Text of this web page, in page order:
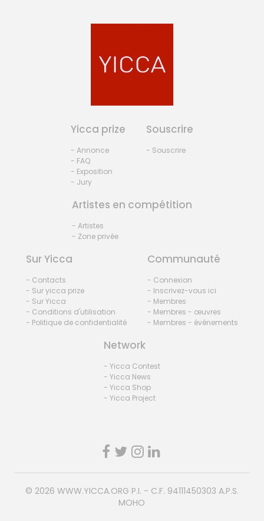
Yicca prize
- Annonce
- FAQ
- Exposition
- Jury
Souscrire
- Souscrire
Artistes en compétition
- Artistes
- Zone privée
Sur Yicca
- Contacts
- Sur yicca prize
- Sur Yicca
- Conditions d'utilisation
- Politique de confidentialité
Communauté
- Connexion
- Inscrivez-vous ici
- Membres
- Membres - œuvres
- Membres - événements
Network
- Yicca Contest
- Yicca News
- Yicca Shop
- Yicca Project
© 2026 WWW.YICCA.ORG P.I. - C.F. 94111450303 A.P.S.
MOHO